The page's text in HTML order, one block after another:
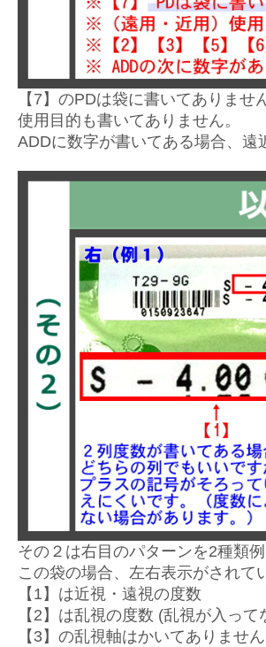
【7】のPDは袋に書いてありませ
使用目的も書いてありません。
ADDに数字が書いてある場合、遠
その２は右目のパターンを2種類
この袋の場合、左右表示がされて
【1】は近視・遠視の度数
【2】は乱視の度数 (乱視が入っ
【3】の乱視軸はかいてありませ